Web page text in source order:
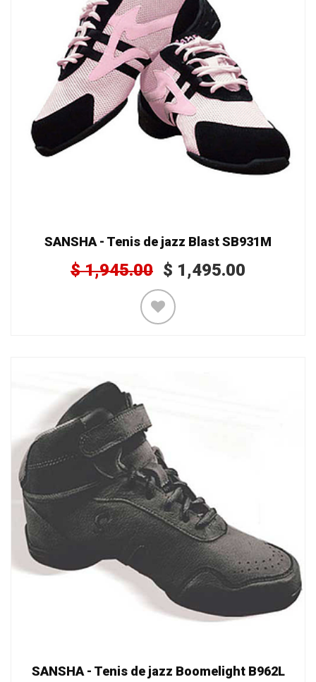
SANSHA - Tenis de jazz Blast SB931M
$1,945.00 $ 1,495.00
SANSHA - Tenis de jazz Boomelight B962L